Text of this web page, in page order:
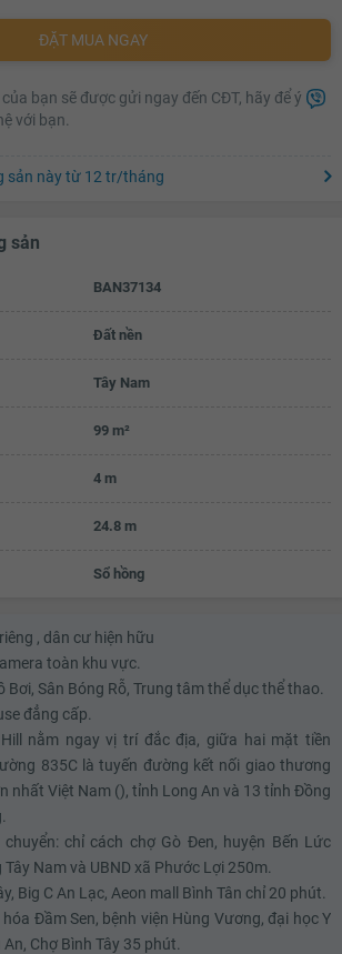
ĐẶT MUA NGAY
bạn sẽ được gửi ngay đến CĐT, hãy để ý
với bạn.
sản nàytừ 12 tr/tháng
sản
BAN37134
Đất nền
Tây Nam
99 m²
4 m
24.8 m
Sổ hồng
, dân cư hiện hữu
toàn khu vực.
Bơi, Sân Bóng Rỗ, Trung tâm thể dục thể thao.
đẳng cấp.
nằm ngay vị trí đắc địa, giữa hai mặt tiền
835C là tuyến đường kết nối giao thương
nhất Việt Nam (), tỉnh Long An và 13 tỉnh Đồng
chỉ cách chợ Gò Đen, huyện Bến Lức
Nam và UBND xã Phước Lợi 250m.
Big C An Lạc, Aeon mall Bình Tân chỉ 20 phút.
hóa Đầm Sen, bệnh viện Hùng Vương, đại học Y
Chợ Bình Tây 35 phút.